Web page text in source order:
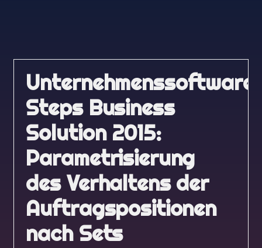
Unternehmenssoftware
Steps Business
Solution 2015:
Parametrisierung
des Verhaltens der
Auftragspositionen
nach Sets